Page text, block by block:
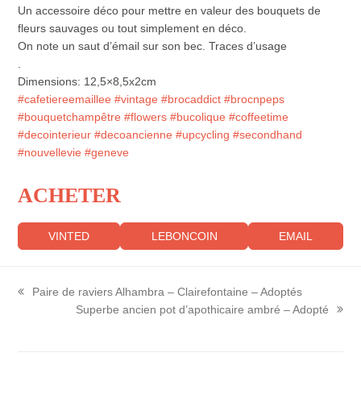
Un accessoire déco pour mettre en valeur des bouquets de
fleurs sauvages ou tout simplement en déco.
On note un saut d’émail sur son bec. Traces d’usage
Dimensions: 12,5×8,5x2cm
#cafetiereemaillee #vintage #brocaddict #brocnpeps
#bouquetchampêtre #flowers #bucolique #coffeetime
#decointerieur #decoancienne #upcycling #secondhand
#nouvellevie #geneve
ACHETER
VINTED LEBONCOIN EMAIL
previous
Paire de raviers Alhambra – Clairefontaine – Adoptés
next
Superbe ancien pot d’apothicaire ambré – Adopté